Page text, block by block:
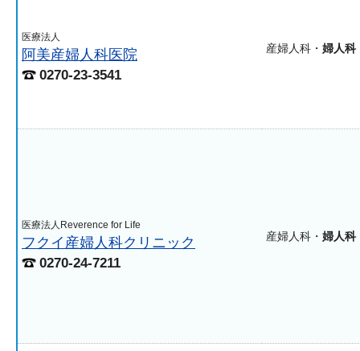
医療法人
阿美産婦人科医院
0270-23-3541
産婦人科・ 婦人科
医療法人Reverence for Life
フクイ産婦人科クリニック
0270-24-7211
産婦人科・ 婦人科